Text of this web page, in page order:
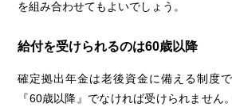
を組み合わせてもよいでしょう。
給付を受けられるのは60歳以降
確定拠出年金は老後資金に備える制度
『60歳以降』でなければ受けられません